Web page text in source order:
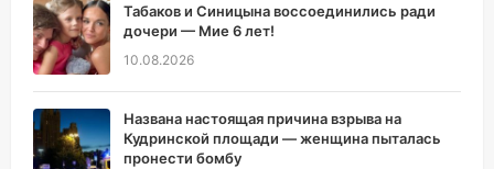
Табаков и Синицына воссоединились ради
дочери — Мие 6 лет!
10.08.2026
Названа настоящая причина взрыва на
Кудринской площади — женщина пыталась
пронести бомбу